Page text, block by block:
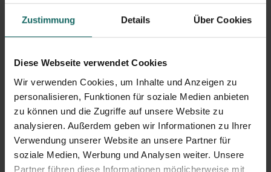
Zustimmung Details Über Cookies
Diese Webseite verwendet Cookies
Wir verwenden Cookies, um Inhalte und Anzeigen zu
personalisieren, Funktionen für soziale Medien anbieten
zu können und die Zugriffe auf unsere Website zu
analysieren. Außerdem geben wir Informationen zu Ihrer
Verwendung unserer Website an unsere Partner für
soziale Medien, Werbung und Analysen weiter. Unsere
Partner führen diese Informationen möglicherweise mit
August 2012:Seit dem Jahr 2010 werden die ansonsten
kontinuierlich mit Photovoltaik-Solarzellen belegt. Die
Solarzellen auf den Dächern vonLAGERBOXproduzieren
im Mittel rund 690.000 Kilowatt-Stunden Strom im Jahr.
Das sind rund 25 Prozent mehr an Stromenergie, wie alle
LAGERBOX-Filialen an elf Standorten in acht Städten in
ganz Deutschland für die Beleuchtung und den